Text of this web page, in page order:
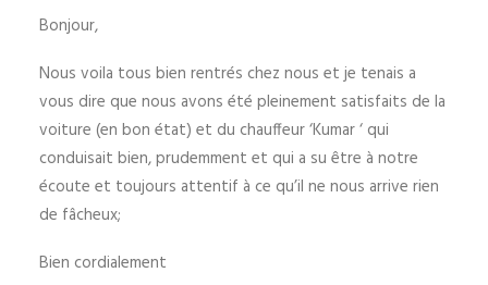
TESTIMONIALS
CONTACT
TRIP REQUEST
Bonjour,
Nous voila tous bien rentrés chez nous et je tenais a
vous dire que nous avons été pleinement satisfaits de la
voiture (en bon état) et du chauffeur ‘Kumar ‘ qui
conduisait bien, prudemment et qui a su être à notre
écoute et toujours attentif à ce qu’il ne nous arrive rien
de fâcheux;
Bien cordialement